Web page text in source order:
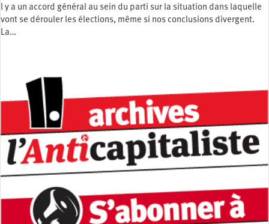
l y a un accord général au sein du parti sur la situation dans laquelle
vont se dérouler les élections, même si nos conclusions divergent.
La…